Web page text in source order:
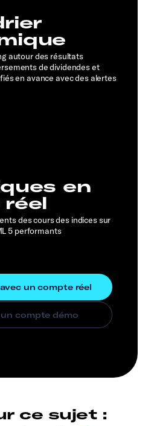
autour des résultats
de dividendes et
en avance avec des alertes
en
des cours des indices sur
5 performants
ce sujet :